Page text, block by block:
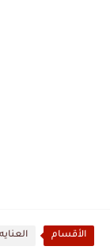
الأقسام